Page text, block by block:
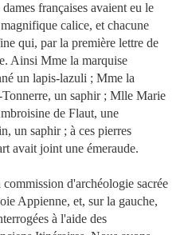
françaises avaient eu le
calice, et chacune
qui, par la première lettre de
Ainsi Mme la marquise
un lapis-lazuli ; Mme la
un saphir ; Mlle Marie
de Flaut, une
un saphir ; à ces pierres
avait joint une émeraude.
d'archéologie sacrée
Appienne, et, sur la gauche,
à l'aide des